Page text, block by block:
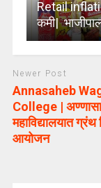
Retail
कमी|
Newer Post
Annasaheb
College |
महाविद्यालयात ग्रंथ
आयोजन